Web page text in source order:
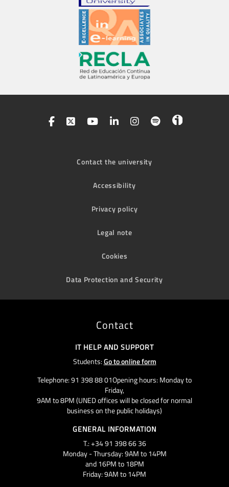
Contact the university
Accessibility
Privacy policy
Legal note
Cookies
Data Protection and Security
Contact
IT HELP AND SUPPORT
Students:Go to online form
Telephone: 91 398 88 01Opening hours: Monday to
Friday,
9AM to 8PM (UNED offices will be closed for normal
business on the public holidays)
GENERAL INFORMATION
T.: +34 91 398 66 36
Monday - Thursday: 9AM to 14PM
and 16PM to 18PM
Friday: 9AM to 14PM